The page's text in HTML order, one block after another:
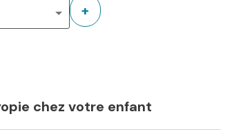
+
chez votre enfant